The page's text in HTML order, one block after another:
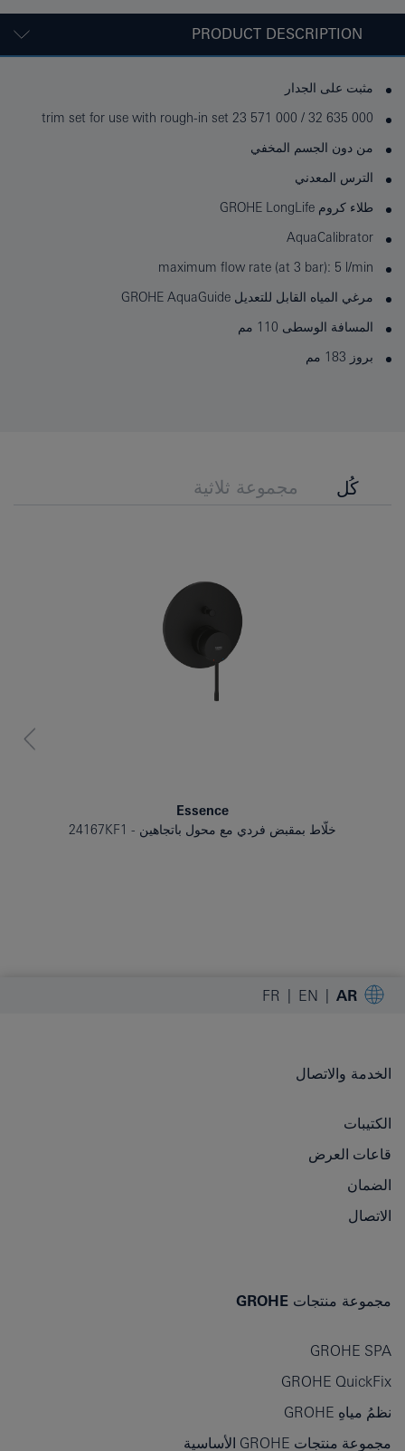
PRODUCT DESCRIPTION
مثبت على الجدار
trim set for use with rough-in set 23 571 000 / 32 635 000
من دون الجسم المخفي
الترس المعدني
طلاء كروم GROHE LongLife
AquaCalibrator
maximum flow rate (at 3 bar): 5 l/min
مرغي المياه القابل للتعديل GROHE AquaGuide
المسافة الوسطى 110 مم
بروز 183 مم
كُل مجموعة ثلاثية
Essence
خلّاط بمقبض فردي مع محول باتجاهين
24167KF1
AR
EN
FR
الخدمة والاتصال
الكتيبات
قاعات العرض
الضمان
الاتصال
مجموعة منتجات GROHE
GROHE SPA
GROHE QuickFix
نظمُ مياهِ GROHE
مجموعة منتجات GROHE الأساسية